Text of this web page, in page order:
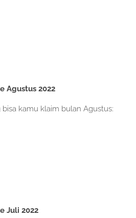
Agustus 2022
kamu klaim bulan Agustus:
Juli 2022